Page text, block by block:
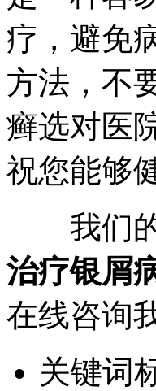
疗，避免
方法，不
癣选对医
祝您能够
我们的
治疗银屑
在线咨询
关键词